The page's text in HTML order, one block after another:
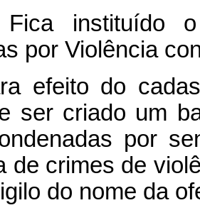
instituído
por Violência
efeito do
ser criado um
por
de crimes de
do nome da